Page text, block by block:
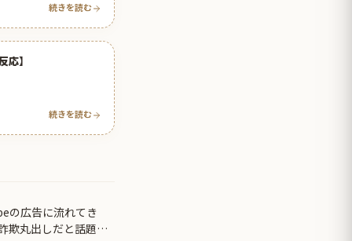
続きを読む
】
続きを読む
の広告に流れてき
欺丸出しだと話題に